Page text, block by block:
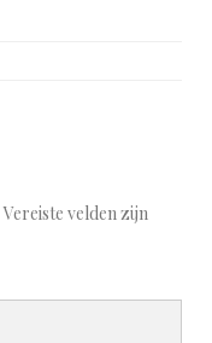
Vereiste velden zijn